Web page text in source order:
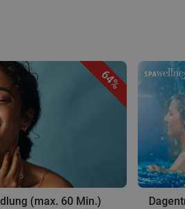
64%
(max. 60 Min.)